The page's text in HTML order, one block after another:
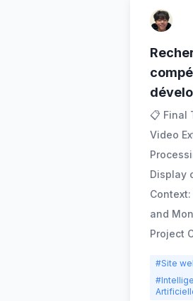
📋 Final
Video
Display
and
Project
#Site